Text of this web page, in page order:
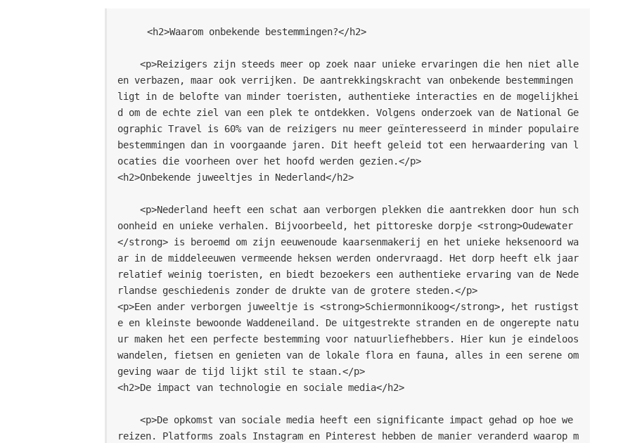
    <h2>Waarom onbekende bestemmingen?</h2>
en verbazen, maar ook verrijken. De aantrekkingskracht van onbekende bestemmingen
ligt in de belofte van minder toeristen, authentieke interacties en de mogelijkhei
d om de echte ziel van een plek te ontdekken. Volgens onderzoek van de National Ge
ographic Travel is 60% van de reizigers nu meer geïnteresseerd in minder populaire
bestemmingen dan in voorgaande jaren. Dit heeft geleid tot een herwaardering van l
ocaties die voorheen over het hoofd werden gezien.</p>
<h2>Onbekende juweeltjes in Nederland</h2>
oonheid en unieke verhalen. Bijvoorbeeld, het pittoreske dorpje <strong>Oudewater
</strong> is beroemd om zijn eeuwenoude kaarsenmakerij en het unieke heksenoord wa
ar in de middeleeuwen vermeende heksen werden ondervraagd. Het dorp heeft elk jaar
relatief weinig toeristen, en biedt bezoekers een authentieke ervaring van de Nede
rlandse geschiedenis zonder de drukte van de grotere steden.</p>
<p>Een ander verborgen juweeltje is <strong>Schiermonnikoog</strong>, het rustigst
e en kleinste bewoonde Waddeneiland. De uitgestrekte stranden en de ongerepte natu
ur maken het een perfecte bestemming voor natuurliefhebbers. Hier kun je eindeloos
wandelen, fietsen en genieten van de lokale flora en fauna, alles in een serene om
geving waar de tijd lijkt stil te staan.</p>
<h2>De impact van technologie en sociale media</h2>
reizen. Platforms zoals Instagram en Pinterest hebben de manier veranderd waarop m